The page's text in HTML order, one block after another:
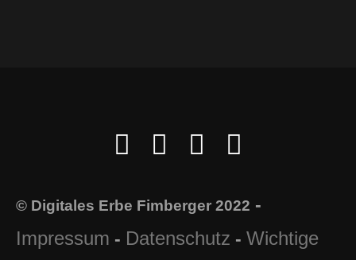
© Digitales Erbe Fimberger 2022 -
Impressum - Datenschutz - Wichtige